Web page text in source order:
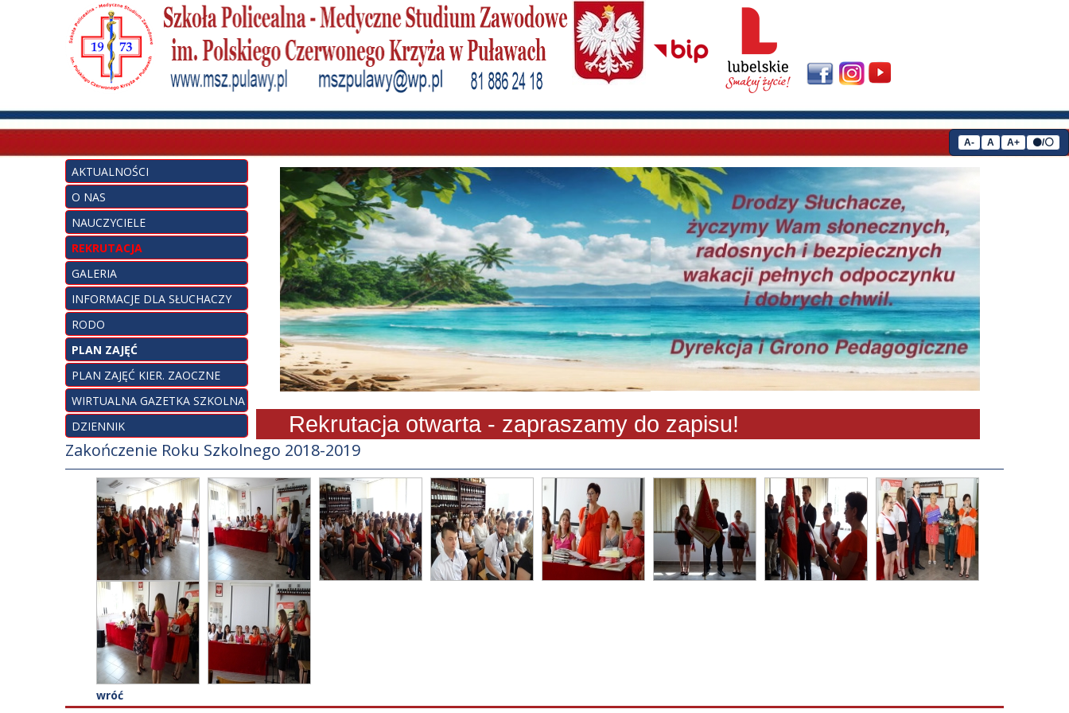
AKTUALNOŚCI
O NAS
NAUCZYCIELE
REKRUTACJA
GALERIA
INFORMACJE DLA SŁUCHACZY
RODO
PLAN ZAJĘĆ
PLAN ZAJĘĆ KIER. ZAOCZNE
WIRTUALNA GAZETKA SZKOLNA
DZIENNIK
Rekrutacja otwarta - zapraszamy do zapisu!
Zakończenie Roku Szkolnego 2018-2019
wróć
A- A A+ ⚫/⚪